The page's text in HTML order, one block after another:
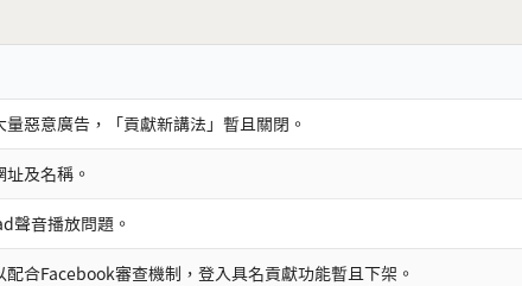
惡意廣告，「貢獻新講法」暫且關閉。
及名稱。
聲音播放問題。
配合Facebook審查機制，登入具名貢獻功能暫且下架。